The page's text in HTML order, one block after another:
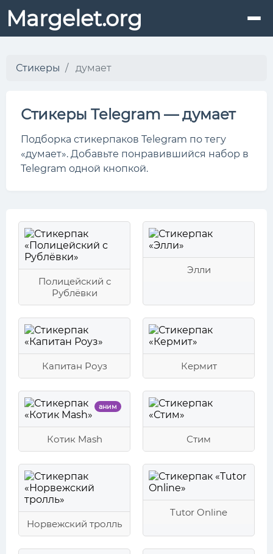
Margelet.org
Стикеры думает
Стикеры Telegram — думает
Подборка стикерпаков Telegram по тегу
«думает». Добавьте понравившийся набор в
Telegram одной кнопкой.
Полицейский с
Рублёвки
Элли
Капитан Роуз Кермит
аним
Котик Mash Стим
Норвежский тролль
Tutor Online